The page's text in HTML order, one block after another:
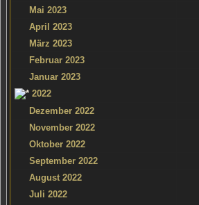
Mai 2023
April 2023
März 2023
Februar 2023
Januar 2023
2022
Dezember 2022
November 2022
Oktober 2022
September 2022
August 2022
Juli 2022